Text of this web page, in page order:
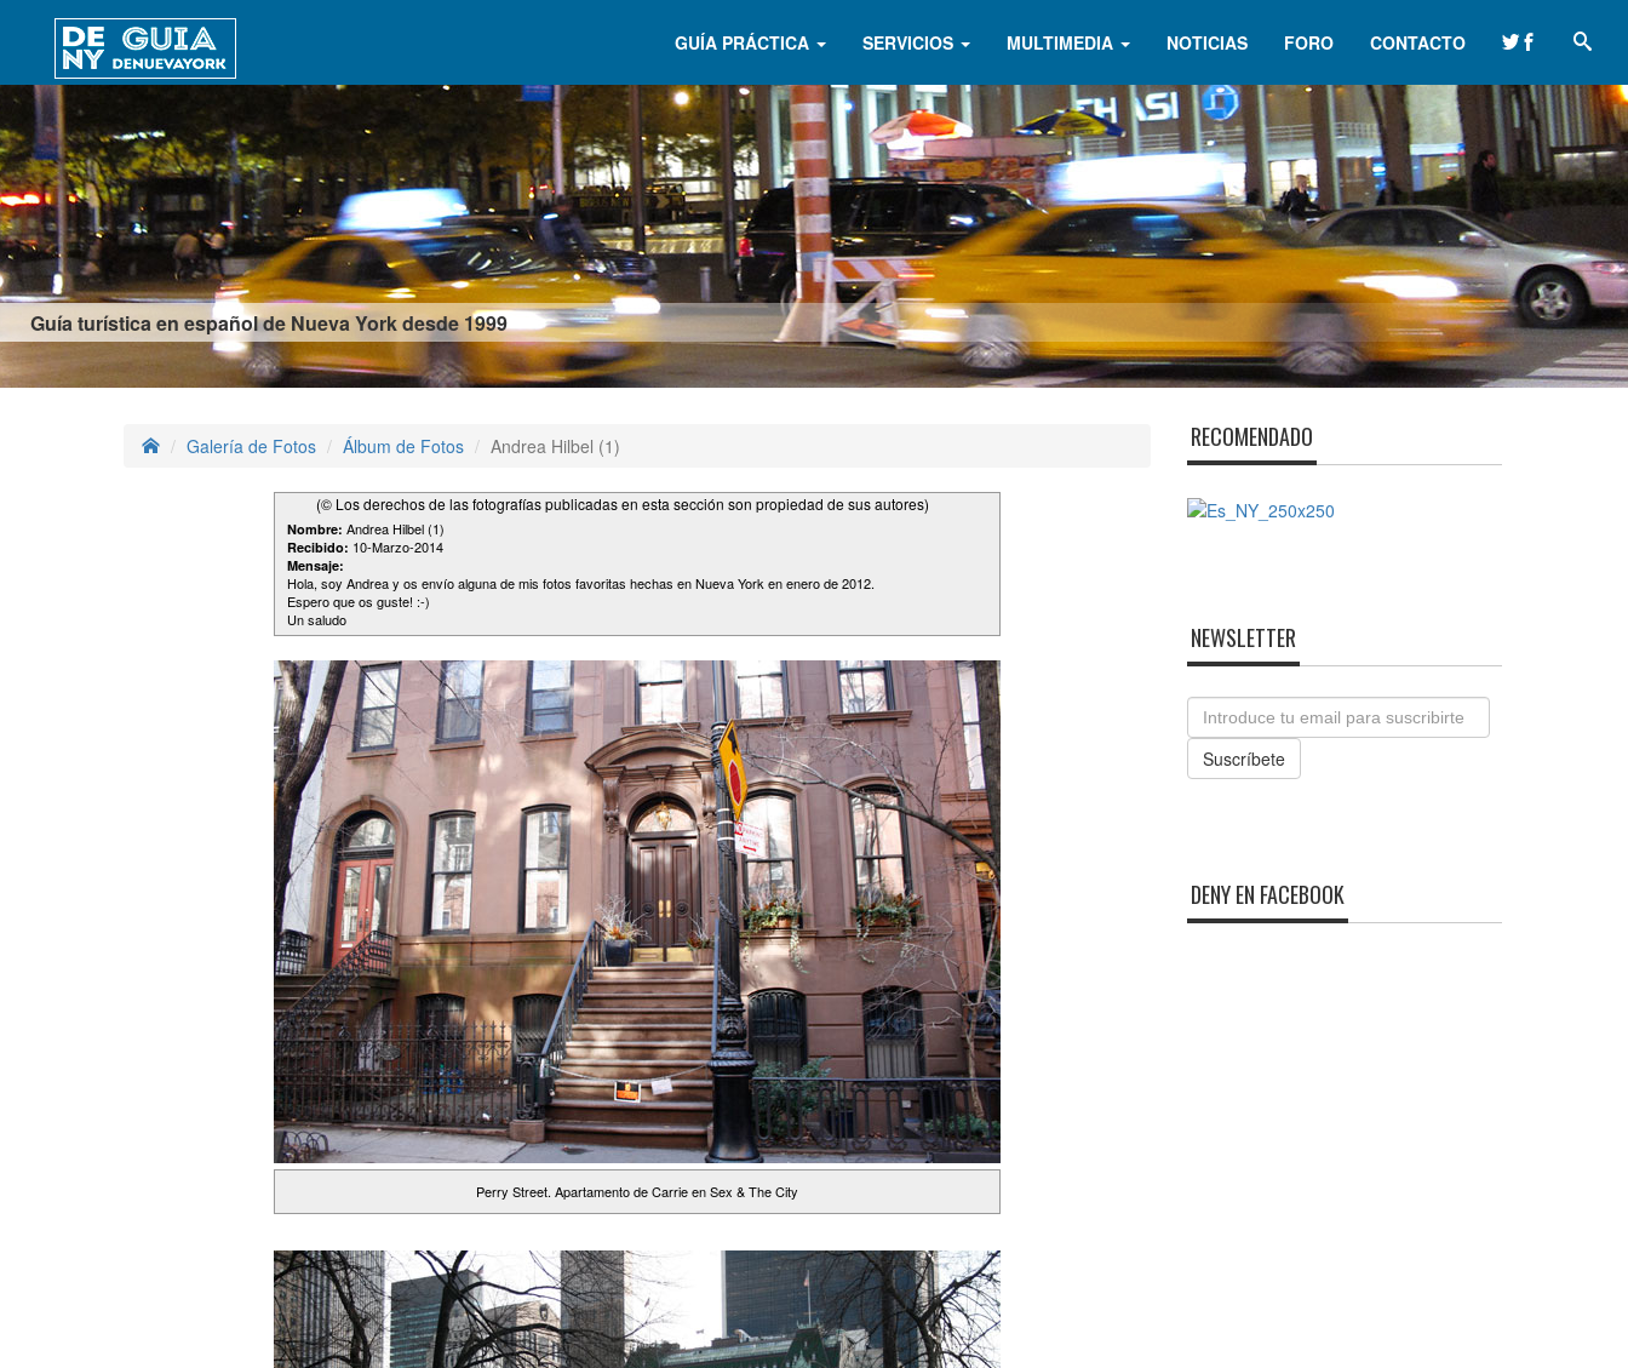
Guía turística en español de Nueva York desde 1999
GUÍA PRÁCTICA SERVICIOS MULTIMEDIA NOTICIAS FORO CONTACTO
Galería de Fotos Álbum de Fotos Andrea Hilbel (1)
(© Los derechos de las fotografías publicadas en esta sección son propiedad de sus autores)
Nombre: Andrea Hilbel (1)
Recibido: 10-Marzo-2014
Mensaje:
Hola, soy Andrea y os envío alguna de mis fotos favoritas hechas en Nueva York en enero de 2012.
Espero que os guste! :-)
Un saludo
Perry Street. Apartamento de Carrie en Sex & The City
RECOMENDADO
NEWSLETTER
Email
Suscríbete
DENY EN FACEBOOK